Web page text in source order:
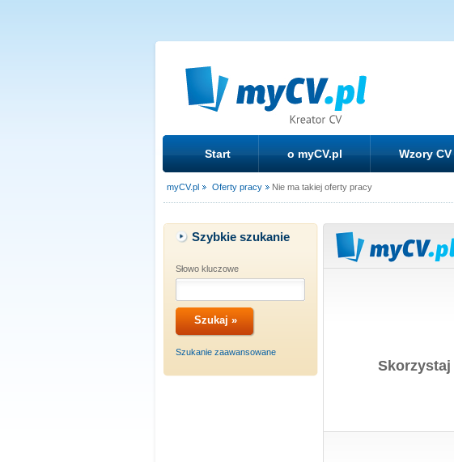
Start o myCV.pl Wzory CV
myCV.pl Oferty pracy Nie ma takiej oferty pracy
Szybkie szukanie
Słowo kluczowe
Szukanie zaawansowane